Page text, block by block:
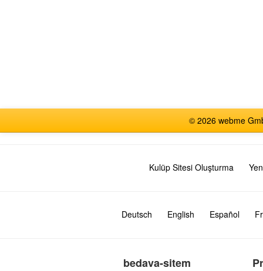
© 2026 webme
Kulüp Sitesi Oluşturma
Deutsch English Español
bedava-sitem